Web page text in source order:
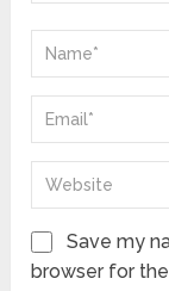
Save my
browser for